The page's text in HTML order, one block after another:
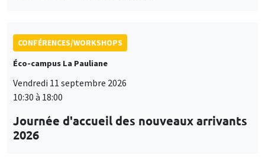
CONFÉRENCES/WORKSHOPS
Éco-campus La Pauliane
Vendredi 11 septembre 2026
10:30 à 18:00
Journée d'accueil des nouveaux arrivants
2026